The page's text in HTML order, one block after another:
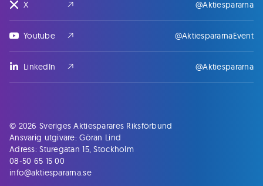
X @Aktiespararna
Youtube @AktiespararnaEvent
LinkedIn @Aktiespararna
© 2026 Sveriges Aktiesparares Riksförbund
Ansvarig utgivare: Göran Lind
Adress: Sturegatan 15, Stockholm
08-50 65 15 00
info@aktiespararna.se